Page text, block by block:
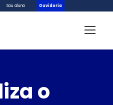
Sou aluno Ouvidoria
o